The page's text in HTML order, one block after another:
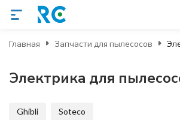
Главная Запчасти для пылесосов
Электрика для
Ghibli Soteco